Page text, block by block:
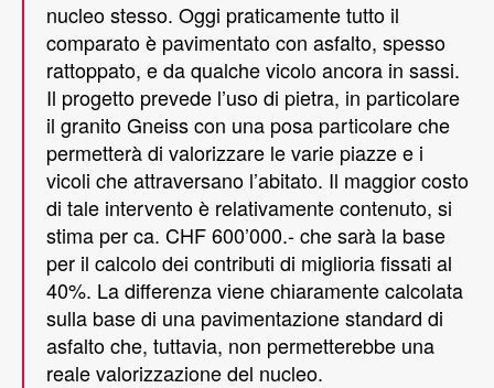
nucleo stesso. Oggi praticamente tutto il
comparato è pavimentato con asfalto, spesso
rattoppato, e da qualche vicolo ancora in sassi.
Il progetto prevede l’uso di pietra, in particolare
il granito Gneiss con una posa particolare che
permetterà di valorizzare le varie piazze e i
vicoli che attraversano l’abitato. Il maggior costo
di tale intervento è relativamente contenuto, si
stima per ca. CHF 600’000.- che sarà la base
per il calcolo dei contributi di miglioria fissati al
40%. La differenza viene chiaramente calcolata
sulla base di una pavimentazione standard di
asfalto che, tuttavia, non permetterebbe una
reale valorizzazione del nucleo.